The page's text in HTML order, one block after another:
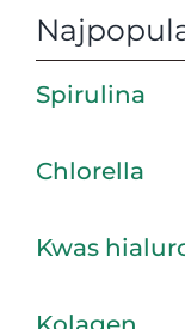
Spirulina
Chlorella
Kwas